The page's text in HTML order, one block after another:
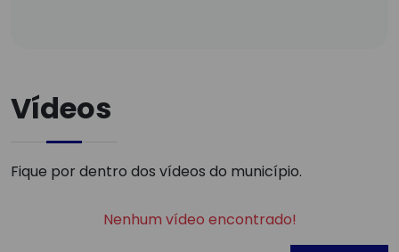
Vídeos
Fique por dentro dos vídeos do município.
Nenhum vídeo encontrado!